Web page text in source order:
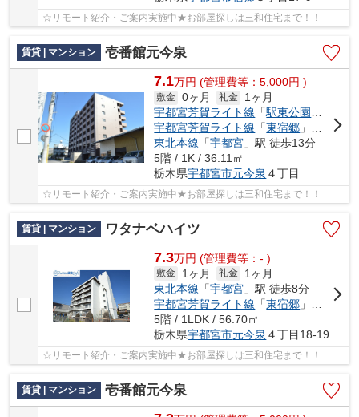
☆リモート紹介・ご案内実施中★お部屋探しは三和住宅まで！！
賃貸 | マンション 壱番館元今泉
7.1万円 (管理費等：5,000円 )
敷金 0ヶ月 礼金
1ヶ月
宇都宮芳賀ライト線 「駅東公園前
宇都宮芳賀ライト線 「東宿郷 」駅 徒歩6分
東北本線 「宇都宮 」駅 徒歩13分
5階 / 1K / 36.11㎡
栃木県宇都宮市元今泉 ４丁目
☆リモート紹介・ご案内実施中★お部屋探しは三和住宅まで！！
賃貸 | マンション ワタナベハイツ
7.3万円 (管理費等：- )
敷金 1ヶ月 礼金
1ヶ月
東北本線 「宇都宮 」駅 徒歩8分
宇都宮芳賀ライト線 「東宿郷 」駅 徒歩4分
5階 / 1LDK / 56.70㎡
栃木県宇都宮市元今泉 ４丁目18-19
☆リモート紹介・ご案内実施中★お部屋探しは三和住宅まで！！
賃貸 | マンション 壱番館元今泉